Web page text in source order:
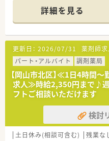
■1日あたりの処方箋応需
人ひとりに対して丁寧で
ています。
■自動薬袋プリンターや
おり、安全かつ迅速な調
います。
【募集背景と求める人物像
■地域密着のサービス体
あり、医療従事者として
めています。 ■20代から
談可能であり、これまで
きる方を急募しています。
■自身の長所を活かしな
にしており、向上心を持
詳細を見る
更新日： 2026/07/31 薬剤師求
パート・アルバイト
調剤薬局
【岡山市北区】≪1日4時間
求人≫時給2,350円まで♪週
フトご相談いただけます
検討
土日休み(相談可含む) 残業な